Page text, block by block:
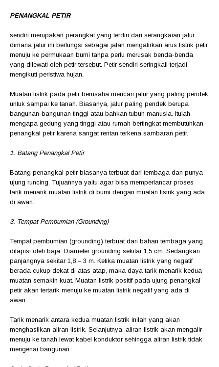
PENANGKAL PETIR
sendiri merupakan perangkat yang terdiri dari serangkaian jalur
dimana jalur ini berfungsi sebagai jalan mengalirkan arus listrik petir
menuju ke permukaan bumi tanpa perlu merusak benda-benda
yang dilewati oleh petir tersebut. Petir sendiri seringkali terjadi
mengikuti peristiwa hujan.
Muatan listrik pada petir berusaha mencari jalur yang paling pendek
untuk sampai ke tanah. Biasanya, jalur paling pendek berupa
bangunan-bangunan tinggi atau bahkan tubuh manusia. Itulah
mengapa gedung yang tinggi atau rumah bertingkat membutuhkan
penangkal petir karena sangat rentan terkena sambaran petir.
1. Batang Penangkal Petir
Batang penangkal petir biasanya terbuat dari tembaga dan punya
ujung runcing. Tujuannya yaitu agar bisa memperlancar proses
tarik menarik muatan listrik di bumi dengan muatan listrik yang ada
di awan.
3. Tempat Pembumian (Grounding)
Tempat pembumian (grounding) terbuat dari bahan tembaga yang
dilapisi oleh baja. Diameter grounding sekitar 1,5 cm. Sedangkan
panjangnya sekitar 1,8 – 3 m. Ketika muatan listrik yang negatif
berada cukup dekat di atas atap, maka daya tarik menarik kedua
muatan semakin kuat. Muatan listrik positif pada ujung penangkal
petir akan tertarik menuju ke muatan listrik negatif yang ada di
awan.
Tarik menarik antara kedua muatan listrik inilah yang akan
menghasilkan aliran listrik. Selanjutnya, aliran listrik akan mengalir
menuju ke tanah lewat kabel konduktor sehingga aliran listrik tidak
mengenai bangunan.